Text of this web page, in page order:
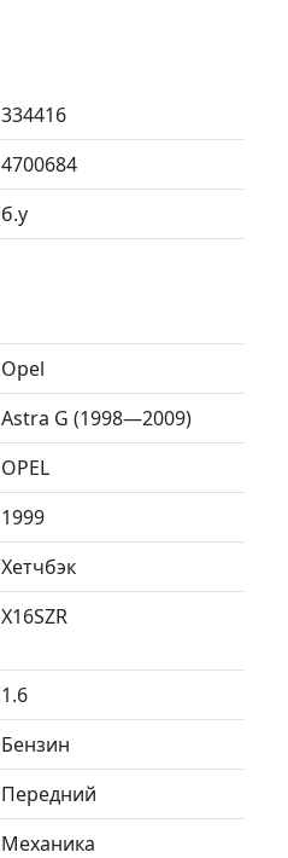
334416
4700684
б.у
Opel
Astra G (1998—2009)
OPEL
1999
Хетчбэк
X16SZR
1.6
Бензин
Передний
Механика